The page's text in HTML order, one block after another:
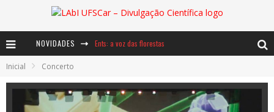
NOVIDADES Ents: a voz das florestas
Baú de Histórias - A jamais imaginada aventura com os moinhos de vento
Inicial Concerto